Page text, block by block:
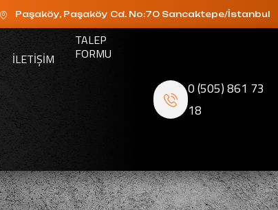
Paşaköy, Paşaköy Cd. No:70 Sancaktepe/İstanbul
ILETIŞIM
TALEP
FORMU
0 (505) 861 73
18